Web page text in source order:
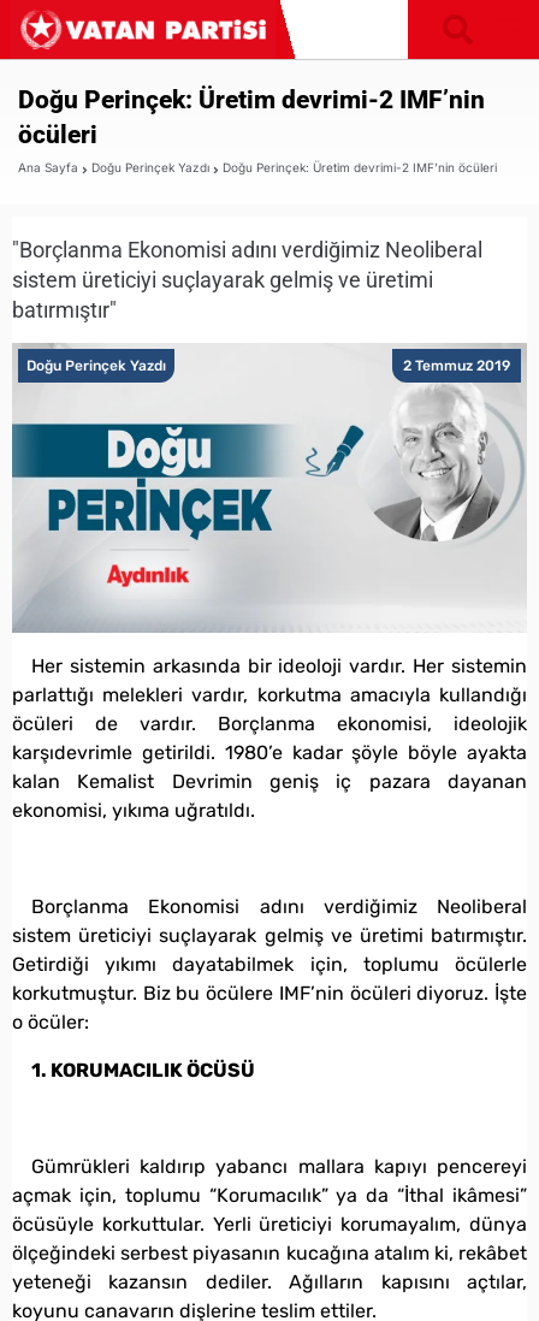
Doğu Perinçek: Üretim devrimi-2 IMF’nin
öcüleri
Ana Sayfa Doğu Perinçek Yazdı Doğu Perinçek: Üretim devrimi-2 IMF’nin öcüleri
"Borçlanma Ekonomisi adını verdiğimiz Neoliberal
sistem üreticiyi suçlayarak gelmiş ve üretimi
batırmıştır"
2 Temmuz 2019
Doğu Perinçek Yazdı
Her sistemin arkasında bir ideoloji vardır. Her sistemin
parlattığı melekleri vardır, korkutma amacıyla kullandığı
öcüleri de vardır. Borçlanma ekonomisi, ideolojik
karşıdevrimle getirildi. 1980’e kadar şöyle böyle ayakta
kalan Kemalist Devrimin geniş iç pazara dayanan
ekonomisi, yıkıma uğratıldı.
Borçlanma Ekonomisi adını verdiğimiz Neoliberal
sistem üreticiyi suçlayarak gelmiş ve üretimi batırmıştır.
Getirdiği yıkımı dayatabilmek için, toplumu öcülerle
korkutmuştur. Biz bu öcülere IMF’nin öcüleri diyoruz. İşte
o öcüler:
1. KORUMACILIK ÖCÜSÜ
Gümrükleri kaldırıp yabancı mallara kapıyı pencereyi
açmak için, toplumu “Korumacılık” ya da “İthal ikâmesi”
öcüsüyle korkuttular. Yerli üreticiyi korumayalım, dünya
ölçeğindeki serbest piyasanın kucağına atalım ki, rekâbet
yeteneği kazansın dediler. Ağılların kapısını açtılar,
koyunu canavarın dişlerine teslim ettiler.